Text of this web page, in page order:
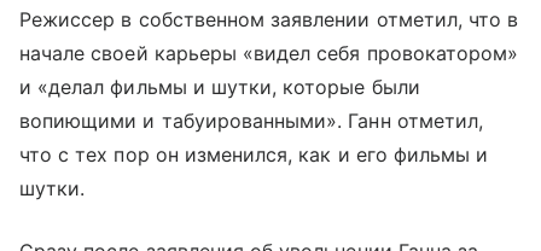
Режиссер в собственном заявлении отметил, что в
начале своей карьеры «видел себя провокатором»
и «делал фильмы и шутки, которые были
вопиющими и табуированными». Ганн отметил,
что с тех пор он изменился, как и его фильмы и
шутки.